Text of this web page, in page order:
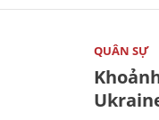
QUÂN SỰ